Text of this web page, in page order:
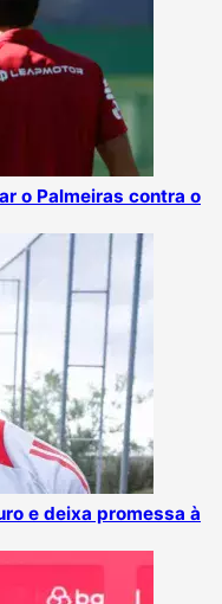
o Palmeiras contra o
e deixa promessa à